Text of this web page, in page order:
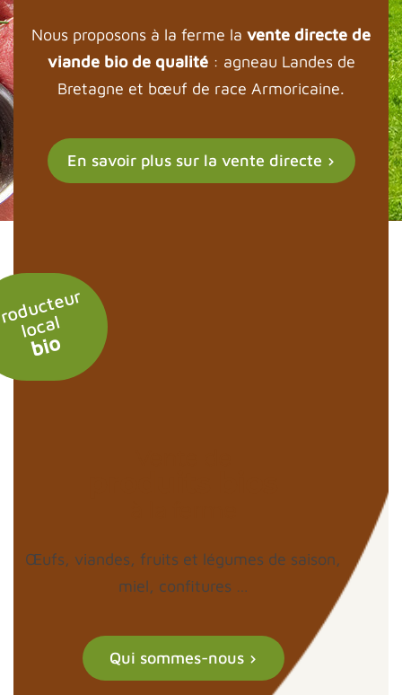
Nous proposons à la ferme la vente directe de
viande bio de qualité: agneau Landes de
Bretagne et bœuf de race Armoricaine.
En savoir plus sur la vente directe
al
bio
Œufs, viandes, fruits et légumes de saison,
miel, confitures …
Qui sommes-nous